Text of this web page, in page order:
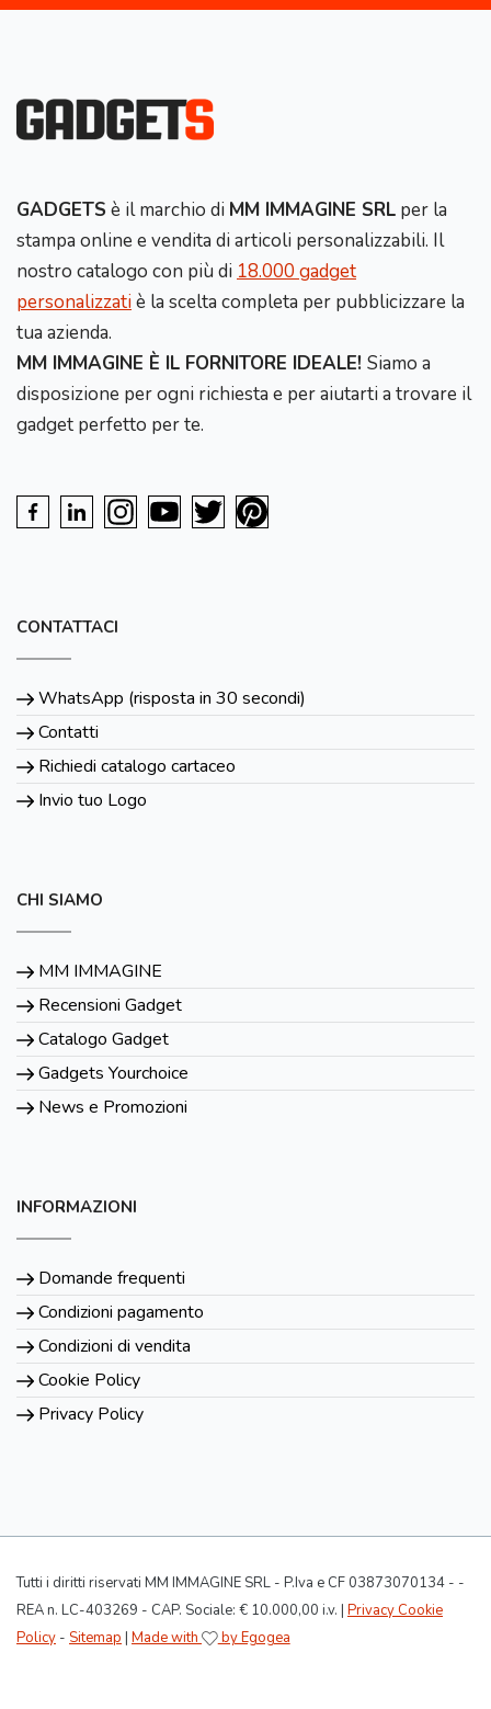
GADGETS è il marchio di MM IMMAGINE SRL per la
stampa online e vendita di articoli personalizzabili. Il
nostro catalogo con più di 18.000 gadget
personalizzatiè la scelta completa per pubblicizzare la
tua azienda.
MM IMMAGINE È IL FORNITORE IDEALE! Siamo a
disposizione per ogni richiesta e per aiutarti a trovare il
gadget perfetto per te.
CONTATTACI
WhatsApp (risposta in 30 secondi)
Contatti
Richiedi catalogo cartaceo
Invio tuo Logo
CHI SIAMO
MM IMMAGINE
Recensioni Gadget
Catalogo Gadget
Gadgets Yourchoice
News e Promozioni
INFORMAZIONI
Domande frequenti
Condizioni pagamento
Condizioni di vendita
Cookie Policy
Privacy Policy
Tutti i diritti riservati MM IMMAGINE SRL - P.Iva e CF 03873070134 - -
REA n. LC-403269 - CAP. Sociale: € 10.000,00 i.v. | Privacy Cookie
Policy - Sitemap | Made with by Egogea